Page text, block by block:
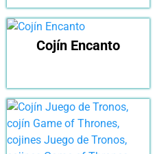
Cojín Encanto